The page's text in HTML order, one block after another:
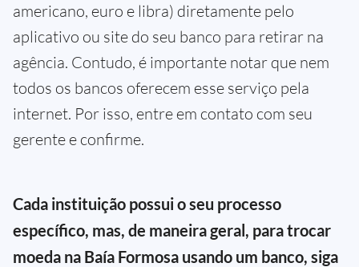
americano, euro e libra) diretamente pelo
aplicativo ou site do seu banco para retirar na
agência. Contudo, é importante notar que nem
todos os bancos oferecem esse serviço pela
internet. Por isso, entre em contato com seu
gerente e confirme.
Cada instituição possui o seu processo
específico, mas, de maneira geral, para trocar
moeda na Baía Formosa usando um banco, siga